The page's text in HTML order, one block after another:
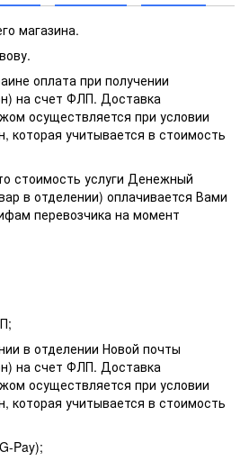
магазина.
оплата при получении
на счет ФЛП. Доставка
осуществляется при условии
которая учитывается в стоимость
стоимость услуги Денежный
в отделении) оплачивается Вами
перевозчика на момент
в отделении Новой почты
на счет ФЛП. Доставка
осуществляется при условии
которая учитывается в стоимость
Pay);